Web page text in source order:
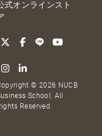
式オンラインスト
© 2026 NUCB
School. All
Reserved.